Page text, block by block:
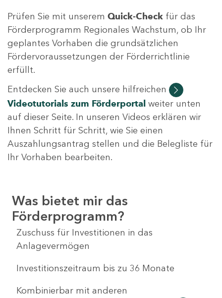
Prüfen Sie mit unserem Quick-Check für das
Förderprogramm Regionales Wachstum, ob Ihr
geplantes Vorhaben die grundsätzlichen
Fördervoraussetzungen der Förderrichtlinie
erfüllt.
Entdecken Sie auch unsere hilfreichen
Videotutorials zum Förderportal weiter unten
auf dieser Seite. In unseren Videos erklären wir
Ihnen Schritt für Schritt, wie Sie einen
Auszahlungsantrag stellen und die Belegliste für
Ihr Vorhaben bearbeiten.
Was bietet mir das
Förderprogramm?
Zuschuss für Investitionen in das
Anlagevermögen
Investitionszeitraum bis zu 36 Monate
Kombinierbar mit anderen